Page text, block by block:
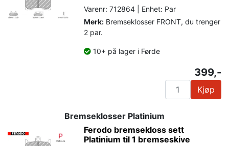
Varenr: 712864 | Enhet: Par
Merk: Bremseklosser FRONT, du trenger
2 par.
10+ på lager i Førde
399,-
Kjøp
Bremseklosser Platinium
Ferodo bremsekloss sett
Platinium til 1 bremseskive